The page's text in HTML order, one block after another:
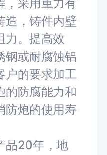
，采用重力有
造，铸件内壁
力。提高效
钢或耐腐蚀铝
户的要求加工
的防腐能力和
防炮的使用寿
品20年，地